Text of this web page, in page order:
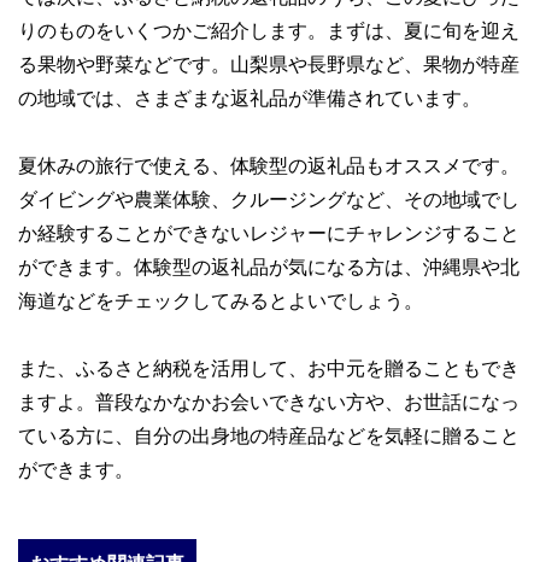
りのものをいくつかご紹介します。まずは、夏に旬を迎え
る果物や野菜などです。山梨県や長野県など、果物が特産
の地域では、さまざまな返礼品が準備されています。
夏休みの旅行で使える、体験型の返礼品もオススメです。
ダイビングや農業体験、クルージングなど、その地域でし
か経験することができないレジャーにチャレンジすること
ができます。体験型の返礼品が気になる方は、沖縄県や北
海道などをチェックしてみるとよいでしょう。
また、ふるさと納税を活用して、お中元を贈ることもでき
ますよ。普段なかなかお会いできない方や、お世話になっ
ている方に、自分の出身地の特産品などを気軽に贈ること
ができます。